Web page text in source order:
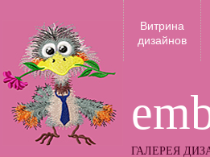
ГАЛЕРЕЯ
Витрина
дизайнов